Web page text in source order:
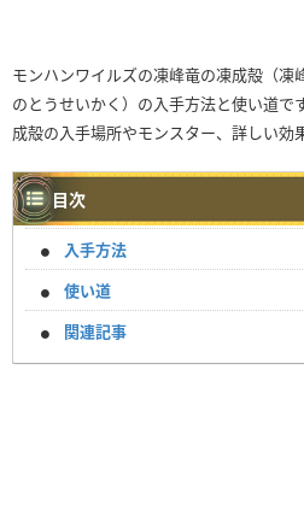
モンハンワイルズの凍峰竜の凍成殻（凍
のとうせいかく）の入手方法と使い道で
成殻の入手場所やモンスター、詳しい効
目次
入手方法
使い道
関連記事